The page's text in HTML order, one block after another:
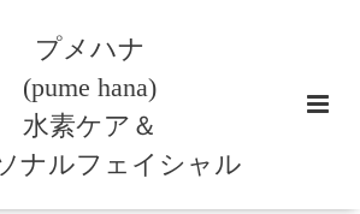
プメハナ
(pume hana)
水素ケア＆
ナルフェイシャル